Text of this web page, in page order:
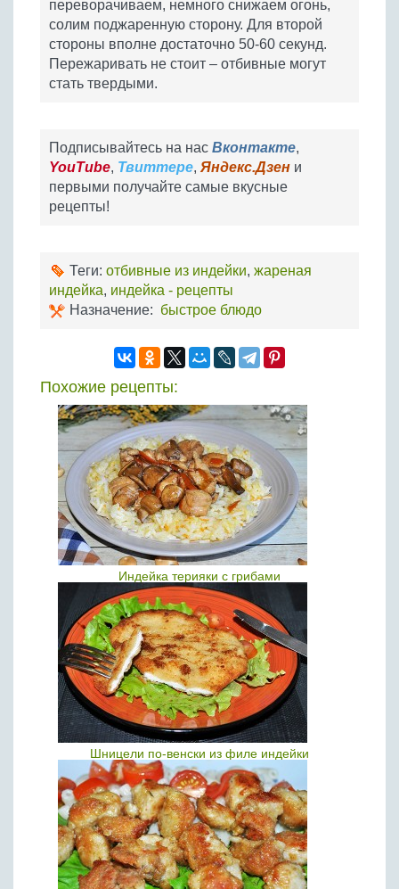
переворачиваем, немного снижаем огонь,
солим поджаренную сторону. Для второй
стороны вполне достаточно 50-60 секунд.
Пережаривать не стоит – отбивные могут
стать твердыми.
Подписывайтесь на нас Вконтакте,
YouTube, Твиттере, Яндекс.Дзен и
первыми получайте самые вкусные
рецепты!
Теги: отбивные из индейки, жареная
индейка, индейка - рецепты
Назначение: быстрое блюдо
Похожие рецепты:
Индейка терияки с грибами
Шницели по-венски из филе индейки